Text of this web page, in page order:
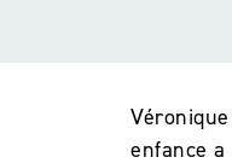
enfance